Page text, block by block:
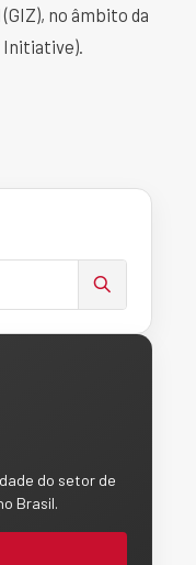
no âmbito da
do setor de
Brasil.